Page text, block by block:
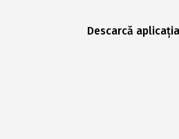
Descarcă